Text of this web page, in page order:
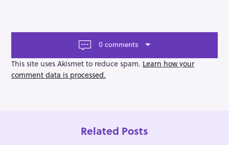
g
t
i
o
0 comments
This site uses Akismet to reduce spam. Learn how your
comment data is processed.
Related Posts